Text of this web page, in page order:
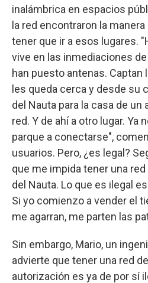
inalámbrica en espacios
la red encontraron la
tener que ir a esos lugares.
vive en las inmediaciones
han puesto antenas. Captan
les queda cerca y desde su
del Nauta para la casa de un
red. Y de ahí a otro lugar. Ya
parque a conectarse",
usuarios. Pero, ¿es legal?
que me impida tener una
del Nauta. Lo que es ilegal
Si yo comienzo a vender el
me agarran, me parten las
Sin embargo, Mario, un
advierte que tener una red
autorización es ya de por sí